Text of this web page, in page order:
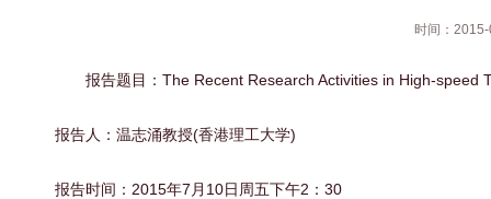
时间：
报告题目：The Recent Research Activities in High-
报告人：温志涌教授(香港理工大学)
报告时间：2015年7月10日周五下午2：30